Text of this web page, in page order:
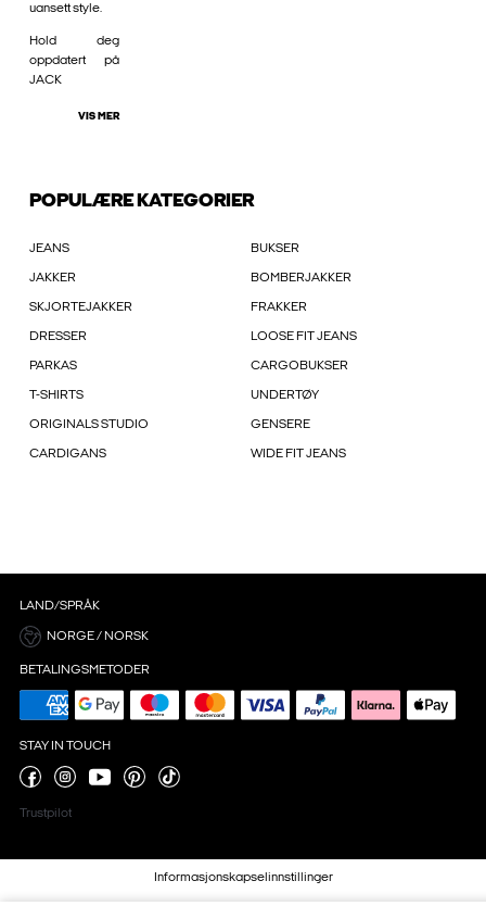
uansett style.
Hold deg
oppdatert på
JACK
VIS MER
POPULÆRE KATEGORIER
JEANS BUKSER
JAKKER BOMBERJAKKER
SKJORTEJAKKER FRAKKER
DRESSER LOOSE FIT JEANS
PARKAS CARGOBUKSER
T-SHIRTS UNDERTØY
ORIGINALS STUDIO GENSERE
CARDIGANS WIDE FIT JEANS
LAND/SPRÅK
NORGE / NORSK
BETALINGSMETODER
STAY IN TOUCH
Trustpilot
Informasjonskapselinnstillinger